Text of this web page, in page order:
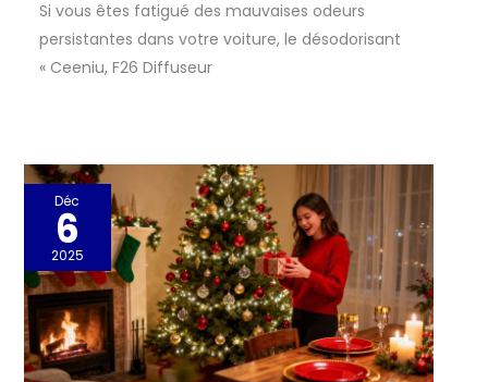
Si vous êtes fatigué des mauvaises odeurs
persistantes dans votre voiture, le désodorisant
« Ceeniu, F26 Diffuseur
Déc
6
2025